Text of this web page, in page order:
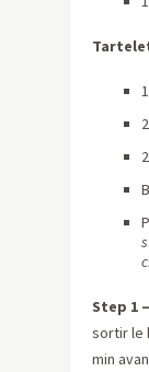
Step 1
sortir le
min